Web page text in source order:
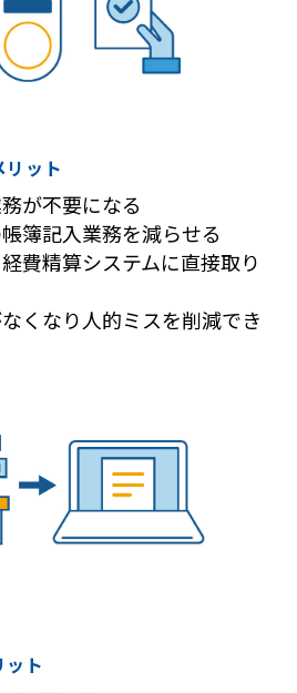
ット
が不要になる
簿記入業務を減らせる
費精算システムに直接取り
くなり人的ミスを削減でき
ト